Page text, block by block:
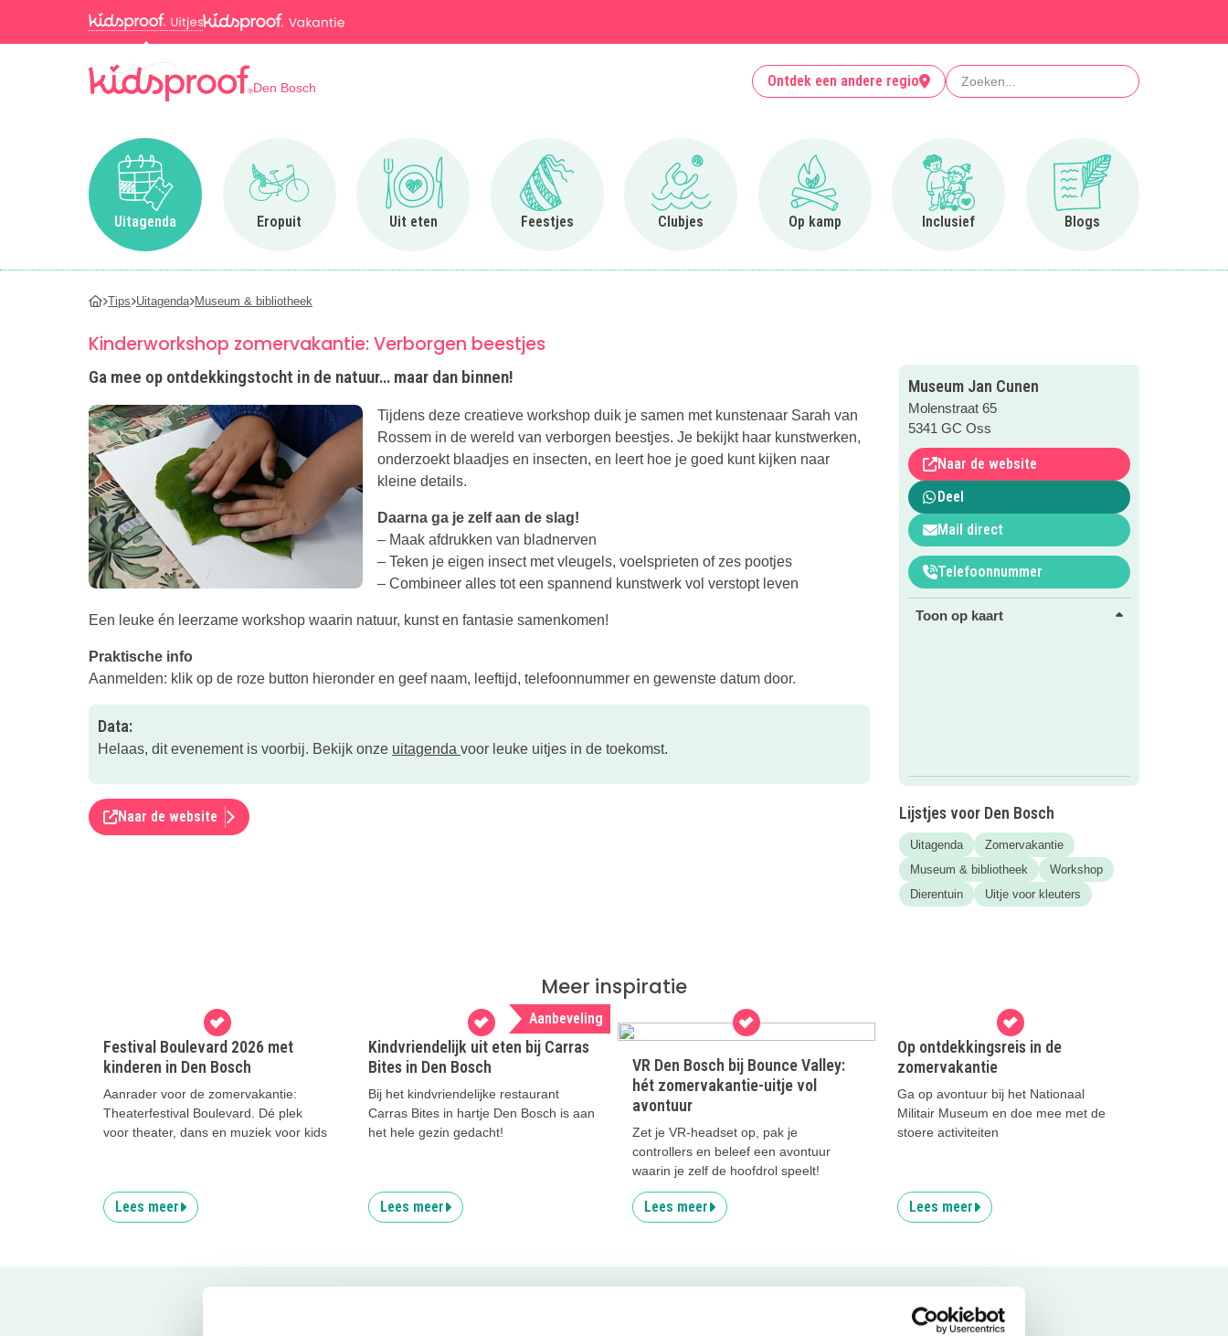
Den Bosch Ontdek een andere regio Zoeken
Uitagenda
Ga naar Uitagenda
Eropuit
Ga naar Eropuit
Uit eten
Ga naar Uit eten
Feestjes
Ga naar Feestjes
Clubjes
Ga naar Clubjes
Op kamp
Ga naar Op kamp
Inclusief
Ga naar Inclusief
Blogs
Ga naar Blogs
Tips Uitagenda Museum & bibliotheek
Kinderworkshop zomervakantie: Verborgen beestjes
Ga mee op ontdekkingstocht in de natuur… maar dan binnen!
Tijdens deze creatieve workshop duik je samen met kunstenaar Sarah van
Rossem in de wereld van verborgen beestjes. Je bekijkt haar kunstwerken,
onderzoekt blaadjes en insecten, en leert hoe je goed kunt kijken naar
kleine details.
Daarna ga je zelf aan de slag!
– Maak afdrukken van bladnerven
– Teken je eigen insect met vleugels, voelsprieten of zes pootjes
– Combineer alles tot een spannend kunstwerk vol verstopt leven
Een leuke én leerzame workshop waarin natuur, kunst en fantasie samenkomen!
Praktische info
Aanmelden: klik op de roze button hieronder en geef naam, leeftijd, telefoonnummer en gewenste datum door.
Data:
Helaas, dit evenement is voorbij. Bekijk onze uitagenda voor leuke uitjes in de toekomst.
Naar de website
Museum Jan Cunen
Molenstraat 65
5341 GC Oss
Naar de website
Deel
Mail direct
Telefoonnummer
Toon op kaart
Lijstjes voor Den Bosch
Uitagenda
Zomervakantie
Museum & bibliotheek
Workshop
Dierentuin
Uitje voor kleuters
Meer inspiratie
Festival Boulevard 2026 met
kinderen in Den Bosch
Aanrader voor de zomervakantie:
Theaterfestival Boulevard. Dé plek
voor theater, dans en muziek voor kids
Lees meer
Aanbeveling
Kindvriendelijk uit eten bij Carras
Bites in Den Bosch
Bij het kindvriendelijke restaurant
Carras Bites in hartje Den Bosch is aan
het hele gezin gedacht!
Lees meer
VR Den Bosch bij Bounce Valley:
hét zomervakantie-uitje vol
avontuur
Zet je VR-headset op, pak je
controllers en beleef een avontuur
waarin je zelf de hoofdrol speelt!
Lees meer
Op ontdekkingsreis in de
zomervakantie
Ga op avontuur bij het Nationaal
Militair Museum en doe mee met de
stoere activiteiten
Lees meer